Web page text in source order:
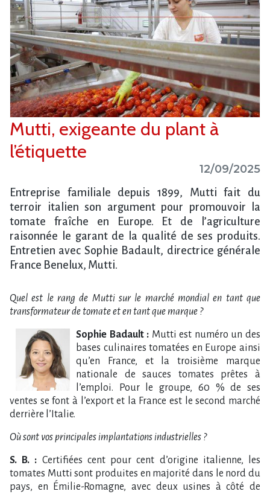
Mutti, exigeante du plant à
l’étiquette
12/09/2025
Entreprise familiale depuis 1899, Mutti fait du
terroir italien son argument pour promouvoir la
tomate fraîche en Europe. Et de l’agriculture
raisonnée le garant de la qualité de ses produits.
Entretien avec Sophie Badault, directrice générale
France Benelux, Mutti.
Quel est le rang de Mutti sur le marché mondial en tant que
transformateur de tomate et en tant que marque ?
Sophie Badault : Mutti est numéro un des
bases culinaires tomatées en Europe ainsi
qu’en France, et la troisième marque
nationale de sauces tomates prêtes à
l’emploi. Pour le groupe, 60 % de ses
ventes se font à l’export et la France est le second marché
derrière l’Italie.
Où sont vos principales implantations industrielles ?
S. B. : Certifiées cent pour cent d’origine italienne, les
tomates Mutti sont produites en majorité dans le nord du
pays, en Émilie-Romagne, avec deux usines à côté de